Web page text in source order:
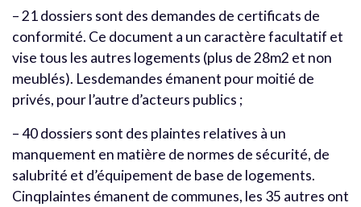
– 21 dossiers sont des demandes de certificats de
conformité. Ce document a un caractère facultatif et
vise tous les autres logements (plus de 28m2 et non
meublés). Lesdemandes émanent pour moitié de
privés, pour l’autre d’acteurs publics ;
– 40 dossiers sont des plaintes relatives à un
manquement en matière de normes de sécurité, de
salubrité et d’équipement de base de logements.
Cinqplaintes émanent de communes, les 35 autres ont